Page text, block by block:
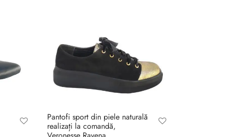
Pantofi sport din piele naturală
realizați la comandă,